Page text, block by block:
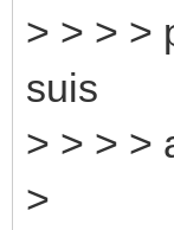
> > > >
suis
> > > >
>